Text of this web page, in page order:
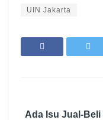
UIN Jakarta
Ada Isu Jual-